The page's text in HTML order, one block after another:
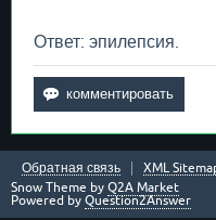
Ответ: эпилепсия.
Обратная связь XML
Snow Theme by Q2A Market
Powered by Question2Answer